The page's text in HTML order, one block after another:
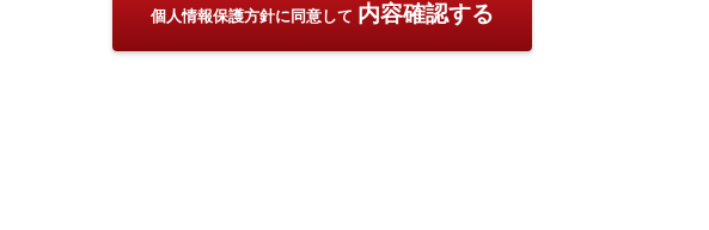
個人情報保護方針に同意して 内容確認する